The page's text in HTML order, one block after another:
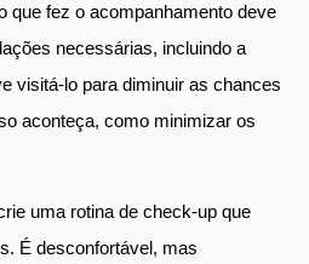
que fez o acompanhamento deve
necessárias, incluindo a
visitá-lo para diminuir as chances
aconteça, como minimizar os
uma rotina de check-up que
É desconfortável, mas